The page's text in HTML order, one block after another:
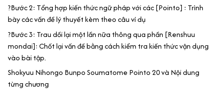
?Bước 2: Tổng hợp kiến thức ngữ pháp với các [Pointo] : Trình
bày các vấn đề lý thuyết kèm theo câu ví dụ
?Bước 3: Trau dồi lại một lần nữa thông qua phần [Renshuu
mondai]: Chốt lại vấn đề bằng cách kiểm tra kiến thức vận dụng
vào bài tập.
Shokyuu Nihongo Bunpo Soumatome Pointo 20 và Nội dung
từng chương